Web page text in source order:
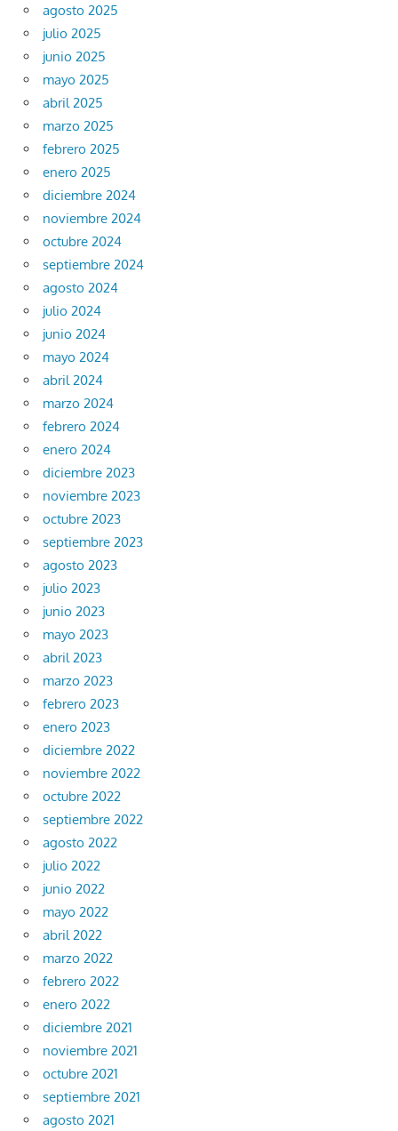
agosto 2025
julio 2025
junio 2025
mayo 2025
abril 2025
marzo 2025
febrero 2025
enero 2025
diciembre 2024
noviembre 2024
octubre 2024
septiembre 2024
agosto 2024
julio 2024
junio 2024
mayo 2024
abril 2024
marzo 2024
febrero 2024
enero 2024
diciembre 2023
noviembre 2023
octubre 2023
septiembre 2023
agosto 2023
julio 2023
junio 2023
mayo 2023
abril 2023
marzo 2023
febrero 2023
enero 2023
diciembre 2022
noviembre 2022
octubre 2022
septiembre 2022
agosto 2022
julio 2022
junio 2022
mayo 2022
abril 2022
marzo 2022
febrero 2022
enero 2022
diciembre 2021
noviembre 2021
octubre 2021
septiembre 2021
agosto 2021